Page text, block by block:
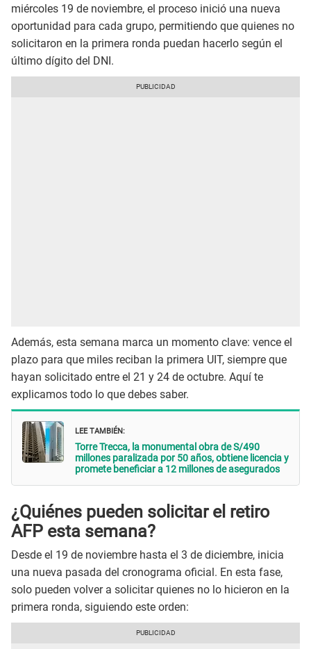
miércoles 19 de noviembre, el proceso inició una nueva
oportunidad para cada grupo, permitiendo que quienes no
solicitaron en la primera ronda puedan hacerlo según el
último dígito del DNI.
Además, esta semana marca un momento clave: vence el
plazo para que miles reciban la primera UIT, siempre que
hayan solicitado entre el 21 y 24 de octubre. Aquí te
explicamos todo lo que debes saber.
LEE TAMBIÉN:
Torre Trecca, la monumental obra de S/490
millones paralizada por 50 años, obtiene licencia y
promete beneficiar a 12 millones de asegurados
¿Quiénes pueden solicitar el retiro
AFP esta semana?
Desde el 19 de noviembre hasta el 3 de diciembre, inicia
una nueva pasada del cronograma oficial. En esta fase,
solo pueden volver a solicitar quienes no lo hicieron en la
primera ronda, siguiendo este orden: